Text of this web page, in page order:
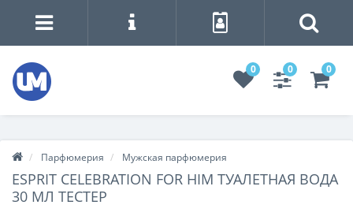
0 0 0
Парфюмерия Мужская парфюмерия
ESPRIT CELEBRATION FOR HIM ТУАЛЕТНАЯ ВОДА
30 МЛ ТЕСТЕР